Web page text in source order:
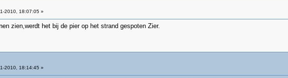
2010, 18:07:05 »
zien,werdt het bij de pier op het strand gespoten Zier.
2010, 18:14:45 »